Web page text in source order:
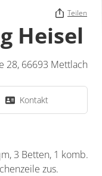
Teilen
Heisel
28, 66693 Mettlach
Kontakt
3 Betten, 1 komb.
zus.